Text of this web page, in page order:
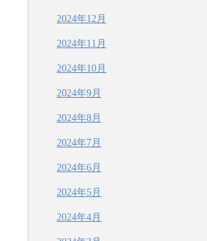
2024年12月
2024年11月
2024年10月
2024年9月
2024年8月
2024年7月
2024年6月
2024年5月
2024年4月